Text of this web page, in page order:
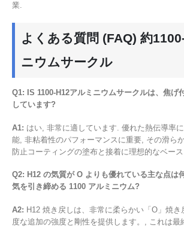
業.
よくある質問 (FAQ) 約
ニウムサークル
Q1: IS 1100-H12アルミニウムサークルは、焦げ
しています?
A1: はい, 非常に適しています. 優れた熱伝導率
能, 非粘着性のパフォーマンスに重要, その滑ら
防止コーティングの塗布と接着に理想的なベース
Q2: H12 の気質が O よりも優れている主な点は
気を引き締める 1100 アルミニウム?
A2: H12 焼き戻しは、非常に柔らかい「O」焼き
度な追加の強度と剛性を提供します。, これは最